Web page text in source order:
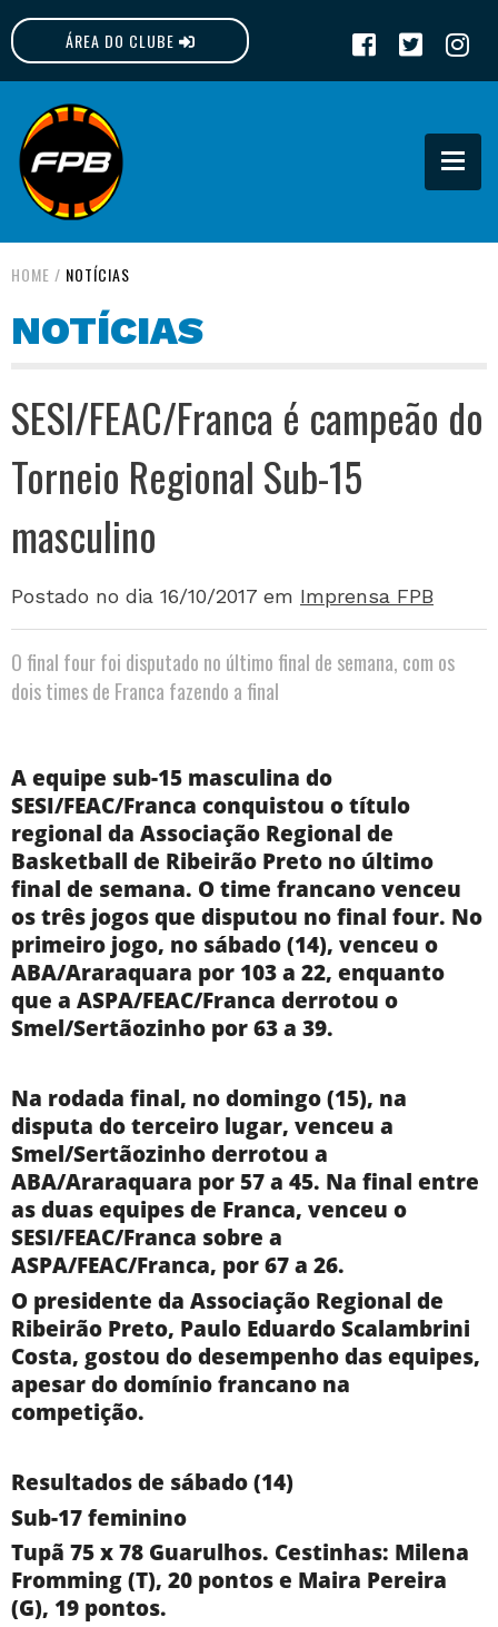
ÁREA DO CLUBE
FPB
HOME / NOTÍCIAS
NOTÍCIAS
SESI/FEAC/Franca é campeão do
Torneio Regional Sub-15
masculino
Postado no dia 16/10/2017 em Imprensa FPB
O final four foi disputado no último final de semana, com os
dois times de Franca fazendo a final
A equipe sub-15 masculina do
SESI/FEAC/Franca conquistou o título
regional da Associação Regional de
Basketball de Ribeirão Preto no último
final de semana. O time francano venceu
os três jogos que disputou no final four. No
primeiro jogo, no sábado (14), venceu o
ABA/Araraquara por 103 a 22, enquanto
que a ASPA/FEAC/Franca derrotou o
Smel/Sertãozinho por 63 a 39.
Na rodada final, no domingo (15), na
disputa do terceiro lugar, venceu a
Smel/Sertãozinho derrotou a
ABA/Araraquara por 57 a 45. Na final entre
as duas equipes de Franca, venceu o
SESI/FEAC/Franca sobre a
ASPA/FEAC/Franca, por 67 a 26.
O presidente da Associação Regional de
Ribeirão Preto, Paulo Eduardo Scalambrini
Costa, gostou do desempenho das equipes,
apesar do domínio francano na
competição.
Resultados de sábado (14)
Sub-17 feminino
Tupã 75 x 78 Guarulhos. Cestinhas: Milena
Fromming (T), 20 pontos e Maira Pereira
(G), 19 pontos.